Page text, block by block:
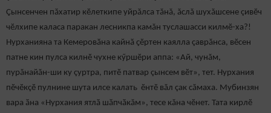
Çынсенчен пăхатир кӗлеткипе уйрăлса тăнă, ăслă шухăшсене çивӗч
чӗлхипе каласа паракан лесникпа камăн туслашасси килмӗ-ха?!
Нурханияна та Кемеровӑна кайнӑ ҫӗртен каялла çаврăнса, вӗсен
патне кин пулса килнӗ чухне кӳршӗри аппа: «Ай, чунăм,
пурăнайăн-ши ку çуртра, питӗ патвар çынсем вӗт», тет. Нурхания
пӗчӗкçӗ пулнине шута илсе калать ӗнтӗ вăл çак сăмаха. Мубинзян
вара ӑна «Нурхания ятлӑ шӑпчӑкăм», тесе кăна чӗнет. Тата кирлӗ